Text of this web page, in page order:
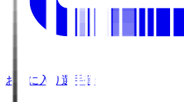
お気に入り選手登録